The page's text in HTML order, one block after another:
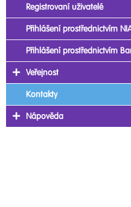
Registrovaní uživatelé
Přihlášení prostřednictvím
Přihlášení prostřednictvím
Veřejnost
Kontakty
Nápověda